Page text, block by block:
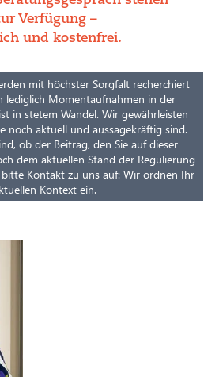
Verfügung –
und kostenfrei.
mit höchster Sorgfalt recherchiert
lediglich Momentaufnahmen in der
in stetem Wandel. Wir gewährleisten
noch aktuell und aussagekräftig sind.
ob der Beitrag, den Sie auf dieser
dem aktuellen Stand der Regulierung
Kontakt zu uns auf: Wir ordnen Ihr
Kontext ein.